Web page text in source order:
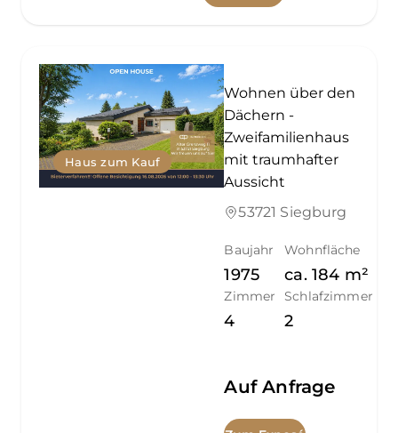
Haus zum Kauf
Wohnen über den
Dächern -
Zweifamilienhaus
mit traumhafter
Aussicht
53721 Siegburg
Baujahr
1975
Wohnfläche
ca. 184 m²
Zimmer
4
Schlafzimmer
2
Auf Anfrage